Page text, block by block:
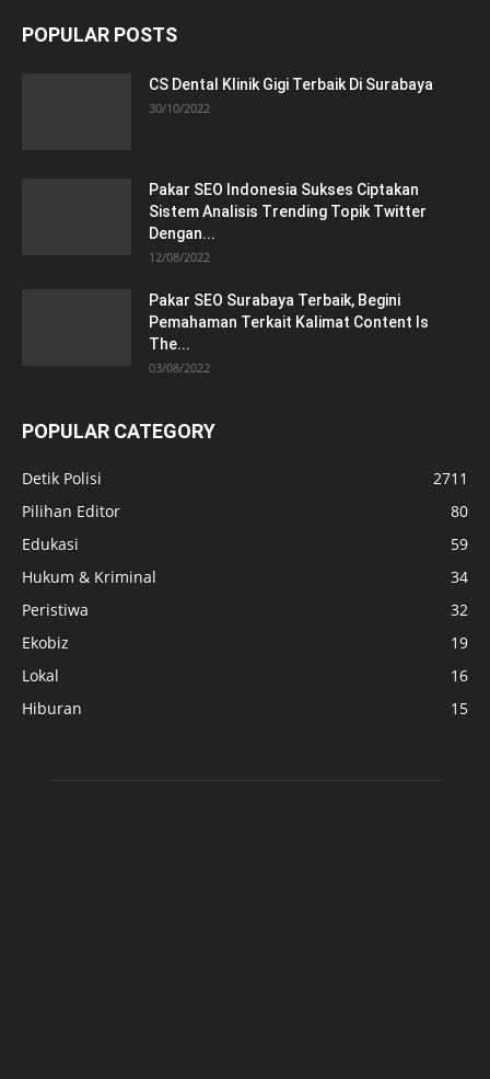
POPULAR POSTS
CS Dental Klinik Gigi Terbaik Di Surabaya
30/10/2022
Pakar SEO Indonesia Sukses Ciptakan
Sistem Analisis Trending Topik Twitter
Dengan...
12/08/2022
Pakar SEO Surabaya Terbaik, Begini
Pemahaman Terkait Kalimat Content Is
The...
03/08/2022
POPULAR CATEGORY
Detik Polisi
2711
Pilihan Editor
80
Edukasi
59
Hukum & Kriminal
34
Peristiwa
32
Ekobiz
19
Lokal
16
Hiburan
15